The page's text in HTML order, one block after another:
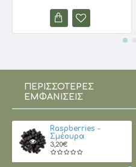
ΠΕΡΙΣΣΌΤΕΡΕΣ
ΕΜΦΑΝΊΣΕΙΣ
Raspberries -
Σμέουρα
3,20€